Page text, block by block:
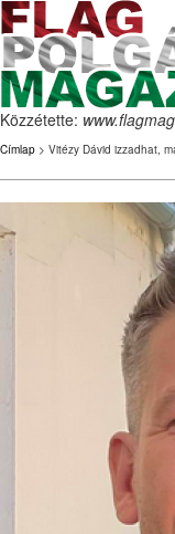
Közzétette:
Címlap > Vitézy Dávid izzadhat,